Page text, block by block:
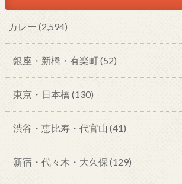
カレー (2,594)
銀座・新橋・有楽町(52)
東京・日本橋 (130)
渋谷・恵比寿・代官山 (41)
新宿・代々木・大久保 (129)